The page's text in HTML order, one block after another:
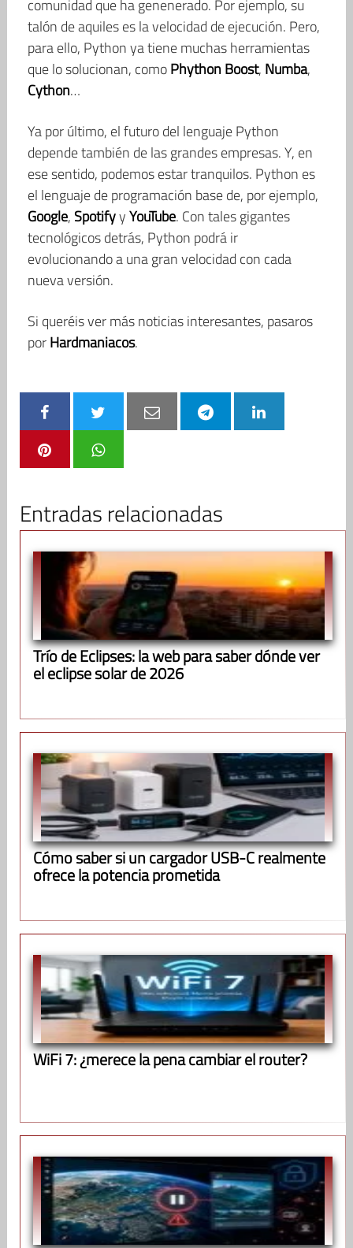
comunidad que ha genenerado. Por ejemplo, su
talón de aquiles es la velocidad de ejecución. Pero,
para ello, Python ya tiene muchas herramientas
que lo solucionan, comoPhython Boost, Numba,
Cython…
Ya por último, el futuro del lenguaje Python
depende también de las grandes empresas. Y, en
ese sentido, podemos estar tranquilos. Python es
el lenguaje de programación base de, por ejemplo,
Google, SpotifyyYouTube. Con tales gigantes
tecnológicos detrás, Python podrá ir
evolucionando a una gran velocidad con cada
nueva versión.
Si queréis ver más noticias interesantes, pasaros
porHardmaniacos.
Entradas relacionadas
Trío de Eclipses: la web para saber dónde ver
el eclipse solar de 2026
Cómo saber si un cargador USB-C realmente
ofrece la potencia prometida
WiFi 7: ¿merece la pena cambiar el router?